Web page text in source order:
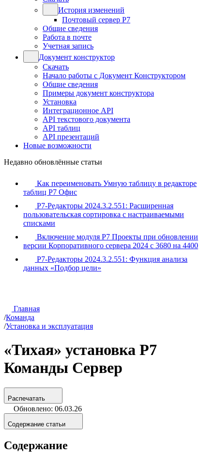
История изменений
Почтовый сервер Р7
Общие сведения
Работа в почте
Учетная запись
Документ конструктор
Скачать
Начало работы с Документ Конструктором
Общие сведения
Примеры документ конструктора
Установка
Интеграционное API
API текстового документа
API таблиц
API презентаций
Новые возможности
Недавно обновлённые статьи
Как переименовать Умную таблицу в редакторе
таблиц Р7 Офис
Р7-Редакторы 2024.3.2.551: Расширенная
пользовательская сортировка с настраиваемыми
списками
Включение модуля Р7 Проекты при обновлении
версии Корпоративного сервера 2024 с 3680 на 4400
Р7-Редакторы 2024.3.2.551: Функция анализа
данных «Подбор цели»
Главная
/Команда
/Установка и эксплуатация
«Тихая» установка Р7
Команды Сервер
Распечатать
Обновлено: 06.03.26
Содержание статьи
Содержание